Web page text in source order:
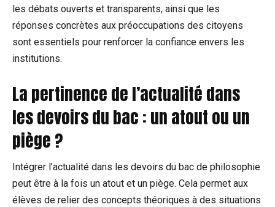
les débats ouverts et transparents, ainsi que les
réponses concrètes aux préoccupations des citoyens
sont essentiels pour renforcer la confiance envers les
institutions.
La pertinence de l’actualité dans
les devoirs du bac : un atout ou un
piège ?
Intégrer l’actualité dans les devoirs du bac de philosophie
peut être à la fois un atout et un piège. Cela permet aux
élèves de relier des concepts théoriques à des situations